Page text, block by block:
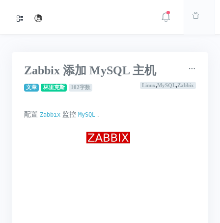
Zabbix 添加 MySQL 主机
文章 林里克斯 102字数 Linux,MySQL,Zabbix
配置 Zabbix 监控 MySQL